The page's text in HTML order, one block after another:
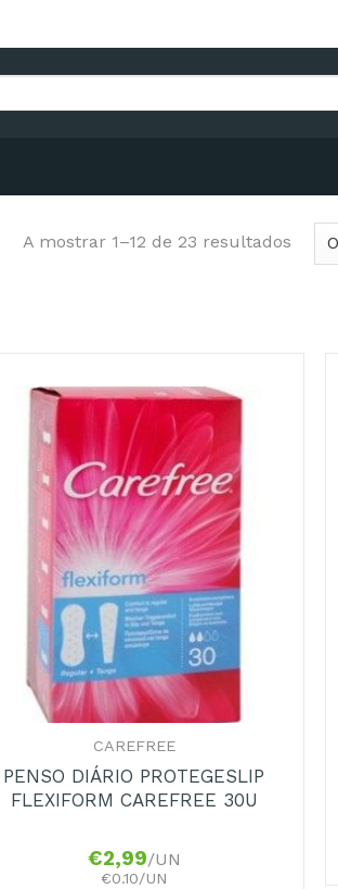
A mostrar 1–12 de 23 resultados
CAREFREE
PENSO DIÁRIO PROTEGESLIP
FLEXIFORM CAREFREE 30U
€2,99/UN
€0.10/UN